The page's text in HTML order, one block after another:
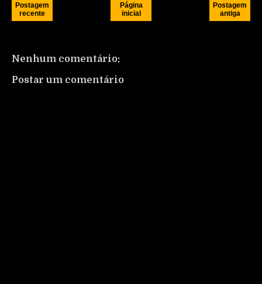
Postagem
recente
Postagem
antiga
Página
inicial
Nenhum comentário:
Postar um comentário